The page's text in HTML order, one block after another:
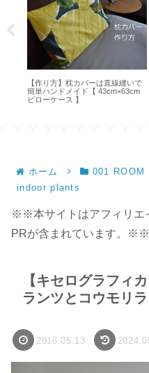
【作り方】枕カバーは直線縫いで
簡単ハンドメイド【 43cm×63cm
ピローケース 】
ホーム
001 ROOM
indoor plants
※※本サイトはアフィリエ
PRが含まれています。※※
【キセログラフィ
ランツとコウモリ
2016.05.13